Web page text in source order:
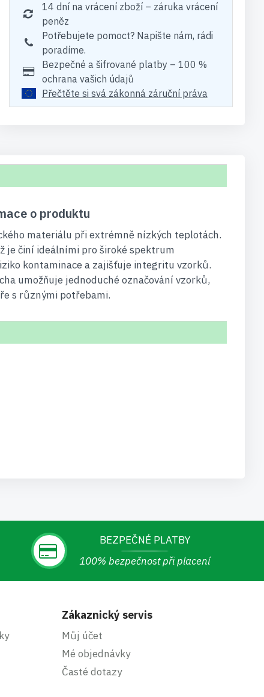
14 dní na vrácení zboží – záruka vrácení
peněz
Potřebujete pomoct? Napište nám, rádi
poradíme.
Bezpečné a šifrované platby – 100 %
ochrana vašich údajů
Přečtěte si svá zákonná záruční práva
o produktu
materiálu při extrémně nízkých teplotách.
je činí ideálními pro široké spektrum
kontaminace a zajišťuje integritu vzorků.
umožňuje jednoduché označování vzorků,
s různými potřebami.
BEZPEČNÉ PLATBY
100% bezpečnost při placení
Zákaznický servis
Můj účet
Mé objednávky
Časté dotazy